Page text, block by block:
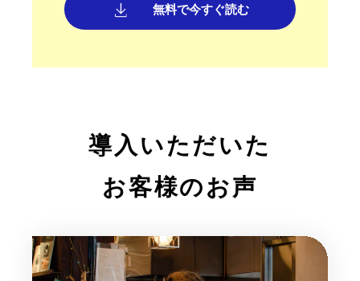
無料で今すぐ読む
導入いただいた
お客様のお声